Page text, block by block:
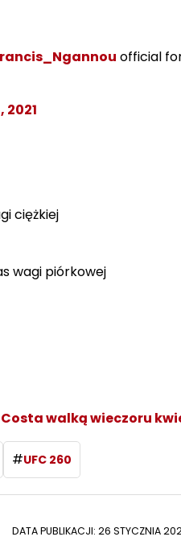
official
2021
ciężkiej
wagi piórkowej
walką wieczoru
#UFC 260
DATA PUBLIKACJI: 26 STYCZNIA